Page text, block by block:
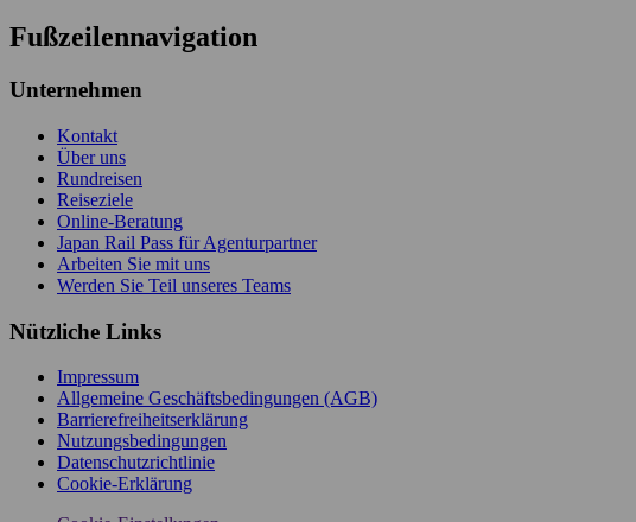
Fußzeilennavigation
Unternehmen
Kontakt
Über uns
Rundreisen
Reiseziele
Online-Beratung
Japan Rail Pass für Agenturpartner
Arbeiten Sie mit uns
Werden Sie Teil unseres Teams
Nützliche Links
Impressum
Allgemeine Geschäftsbedingungen (AGB)
Barrierefreiheitserklärung
Nutzungsbedingungen
Datenschutzrichtlinie
Cookie-Erklärung